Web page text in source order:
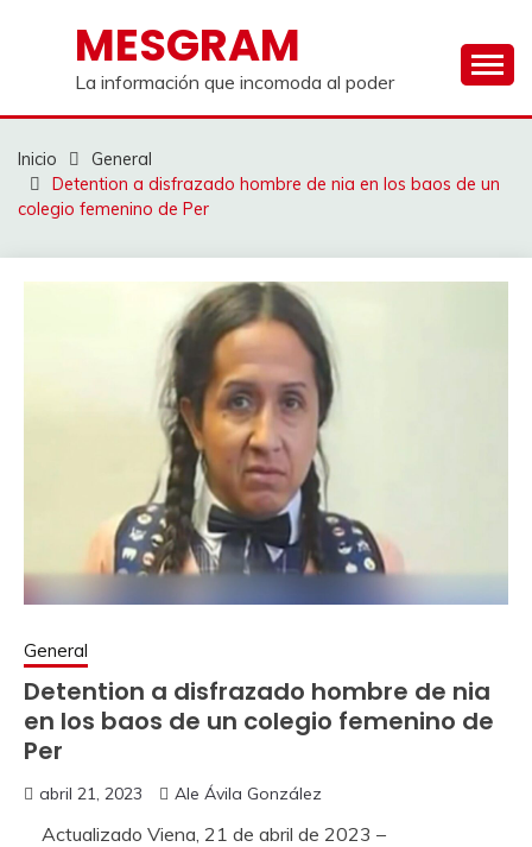
contenidoMESGRAM
La información que incomoda al poder
Inicio
General
Detention a disfrazado hombre de nia en los baos de un
colegio femenino de Per
General
Detention a disfrazado hombre de nia
en los baos de un colegio femenino de
Per
abril 21, 2023 Ale Ávila González
Actualizado Viena, 21 de abril de 2023 –